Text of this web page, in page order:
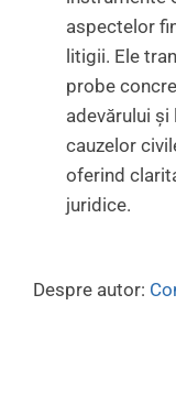
aspectelor
litigii. Ele
probe
adevărului
cauzelor
oferind
juridice.
Despre autor: